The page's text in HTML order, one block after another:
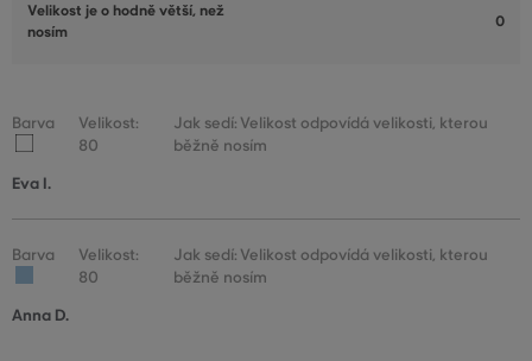
Velikost je o hodně větší, než
nosím
0
Barva
Velikost:
80
Jak sedí: Velikost odpovídá velikosti, kterou
běžně nosím
Eva I.
Barva
Velikost:
80
Jak sedí: Velikost odpovídá velikosti, kterou
běžně nosím
Anna D.